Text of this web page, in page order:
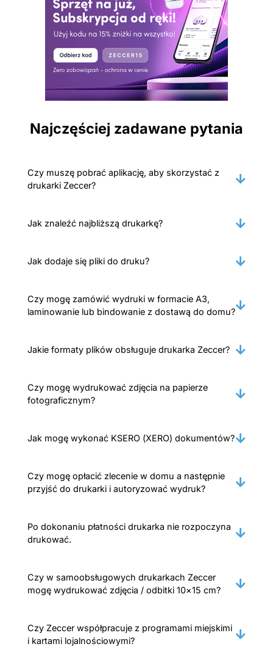
Najczęściej zadawane pytania
Czy muszę pobrać aplikację, aby skorzystać z
drukarki Zeccer?
Jak znaleźć najbliższą drukarkę?
Jak dodaje się pliki do druku?
Czy mogę zamówić wydruki w formacie A3,
laminowanie lub bindowanie z dostawą do domu?
Jakie formaty plików obsługuje drukarka Zeccer?
Czy mogę wydrukować zdjęcia na papierze
fotograficznym?
Jak mogę wykonać KSERO (XERO) dokumentów?
Czy mogę opłacić zlecenie w domu a następnie
przyjść do drukarki i autoryzować wydruk?
Po dokonaniu płatności drukarka nie rozpoczyna
drukować.
Czy w samoobsługowych drukarkach Zeccer
mogę wydrukować zdjęcia / odbitki 10×15 cm?
Czy Zeccer współpracuje z programami miejskimi
i kartami lojalnościowymi?